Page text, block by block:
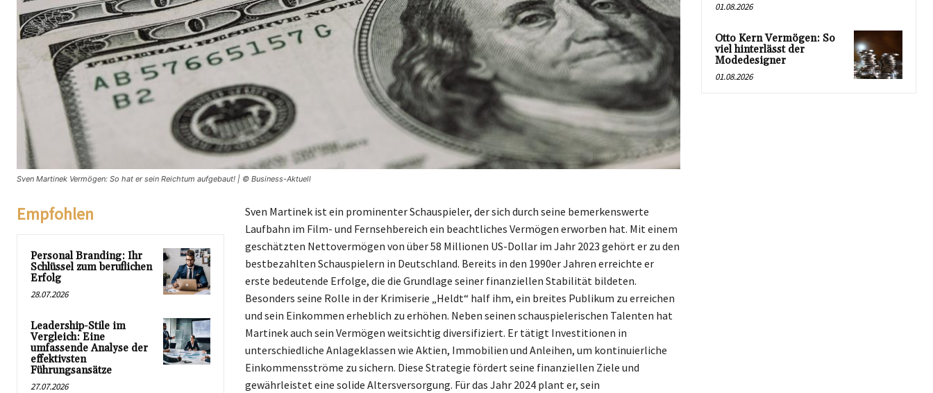
Sven Martinek Vermögen: So hat er sein Reichtum aufgebaut! | © Business-Aktuell
Empfohlen
Personal Branding: Ihr
Schlüssel zum beruflichen
Erfolg
28.07.2026
Leadership-Stile im
Vergleich: Eine
umfassende Analyse der
effektivsten
Führungsansätze
27.07.2026
Sven Martinek ist ein prominenter Schauspieler, der sich durch seine bemerkenswerte
Laufbahn im Film- und Fernsehbereich ein beachtliches Vermögen erworben hat. Mit einem
geschätzten Nettovermögen von über 58 Millionen US-Dollar im Jahr 2023 gehört er zu den
bestbezahlten Schauspielern in Deutschland. Bereits in den 1990er Jahren erreichte er
erste bedeutende Erfolge, die die Grundlage seiner finanziellen Stabilität bildeten.
Besonders seine Rolle in der Krimiserie „Heldt“ half ihm, ein breites Publikum zu erreichen
und sein Einkommen erheblich zu erhöhen. Neben seinen schauspielerischen Talenten hat
Martinek auch sein Vermögen weitsichtig diversifiziert. Er tätigt Investitionen in
unterschiedliche Anlageklassen wie Aktien, Immobilien und Anleihen, um kontinuierliche
Einkommensströme zu sichern. Diese Strategie fördert seine finanziellen Ziele und
gewährleistet eine solide Altersversorgung. Für das Jahr 2024 plant er, sein
01.08.2026
Otto Kern Vermögen: So
viel hinterlässt der
Modedesigner
01.08.2026